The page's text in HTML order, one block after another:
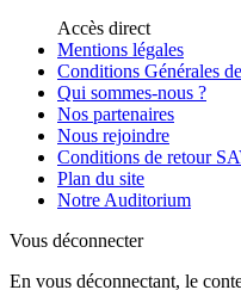
Accès direct
Mentions légales
Conditions Générales
Qui sommes-nous ?
Nos partenaires
Nous rejoindre
Conditions de retour
Plan du site
Notre Auditorium
Vous déconnecter
En vous déconnectant, le